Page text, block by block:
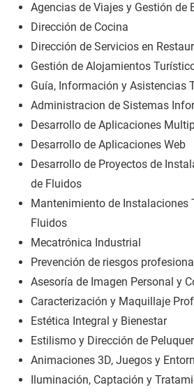
Agencias de Viajes y Gestión de
Dirección de Cocina
Dirección de Servicios en
Gestión de Alojamientos
Guía, Información y Asistencias
Administracion de Sistemas
Desarrollo de Aplicaciones
Desarrollo de Aplicaciones Web
Desarrollo de Proyectos de
de Fluidos
Mantenimiento de Instalaciones
Fluidos
Mecatrónica Industrial
Prevención de riesgos
Asesoría de Imagen Personal y
Caracterización y Maquillaje
Estética Integral y Bienestar
Estilismo y Dirección de
Animaciones 3D, Juegos y
Iluminación, Captación y